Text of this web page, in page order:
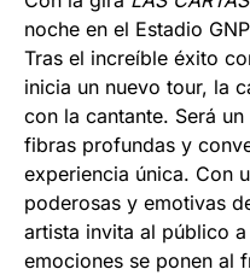
noche en el Estadio
Tras el increíble éxito
inicia un nuevo tour, la
con la cantante. Será
fibras profundas y
experiencia única. Con
poderosas y emotivas
artista invita al público
emociones se ponen al